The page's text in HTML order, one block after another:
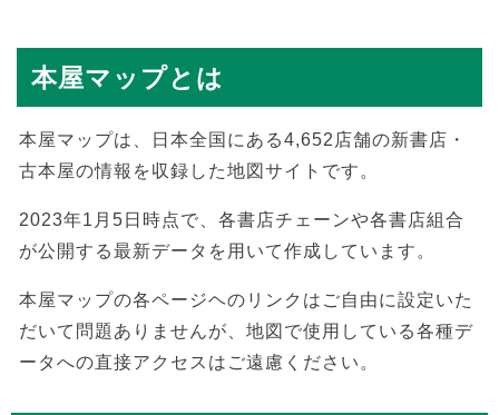
本屋マップとは
本屋マップは、日本全国にある4,652店舗の新書店・
古本屋の情報を収録した地図サイトです。
2023年1月5日時点で、各書店チェーンや各書店組合
が公開する最新データを用いて作成しています。
本屋マップの各ページヘのリンクはご自由に設定いた
だいて問題ありませんが、地図で使用している各種デ
ータへの直接アクセスはご遠慮ください。